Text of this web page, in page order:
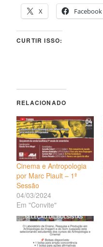
X
Facebook
CURTIR ISSO:
RELACIONADO
Cinema e Antropologia
por Marc Piault – 1ª
Sessão
04/03/2024
Em "Convite"